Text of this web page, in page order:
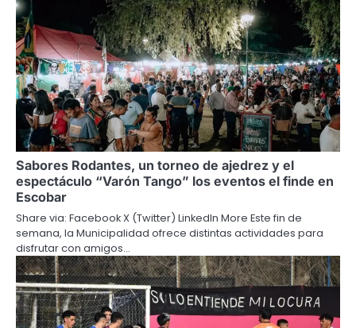
Sabores Rodantes, un torneo de ajedrez y el
espectáculo “Varón Tango” los eventos el finde en
Escobar
Share via: Facebook X (Twitter) LinkedIn More Este fin de
semana, la Municipalidad ofrece distintas actividades para
disfrutar con amigos…